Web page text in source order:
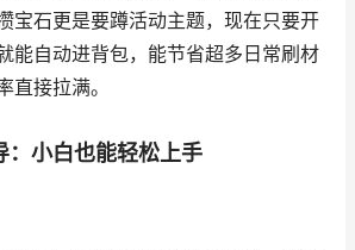
宝石更是要蹲活动主题，现在只要开
能自动进背包，能节省超多日常刷材
直接拉满。
：小白也能轻松上手